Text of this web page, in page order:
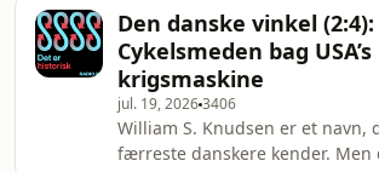
kommer til at redde tusind
og verden holder vejret.
tilfældigvis formandsskabet i FNs
sikkerhedsråd med Hans Tabor
formand, så det er Hans der nu
finde en løsning i et spil mellem
stormagterne USA og
Den danske vinkel (2:4):
Cykelsmeden bag USA’s
krigsmaskine
jul. 19, 20263406
William S. Knudsen er et navn,
færreste danskere kender. Men